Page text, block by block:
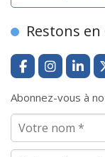
Restons
Abonnez-vous à